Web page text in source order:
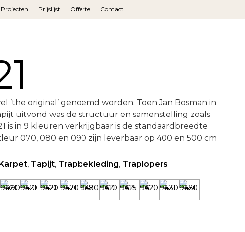
Projecten Prijslijst Offerte Contact
’the original’ genoemd worden. Toen Jan Bosman in
uitvond was de structuur en samenstelling zoals
is in 9 kleuren verkrijgbaar is de standaardbreedte
070, 080 en 090 zijn leverbaar op 400 en 500 cm
Karpet, Tapijt, Trapbekleding, Traplopers